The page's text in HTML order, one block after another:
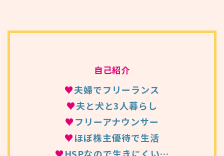
自己紹介
♥夫婦でフリーランス
♥夫と犬と3人暮らし
♥フリーアナウンサー
♥ほぼ株主優待で生活